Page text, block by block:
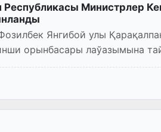
Республикасы Министрлер
Янгибой улы
орынбасары лаўазымына